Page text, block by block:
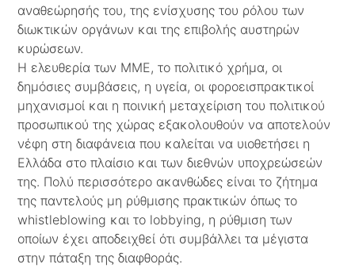
αναθεώρησής του, της ενίσχυσης του ρόλου των
διωκτικών οργάνων και της επιβολής αυστηρών
κυρώσεων.
Η ελευθερία των ΜΜΕ, το πολιτικό χρήμα, οι
δημόσιες συμβάσεις, η υγεία, οι φοροεισπρακτικοί
μηχανισμοί και η ποινική μεταχείριση του πολιτικού
προσωπικού της χώρας εξακολουθούν να αποτελούν
νέφη στη διαφάνεια που καλείται να υιοθετήσει η
Ελλάδα στο πλαίσιο και των διεθνών υποχρεώσεών
της. Πολύ περισσότερο ακανθώδες είναι το ζήτημα
της παντελούς μη ρύθμισης πρακτικών όπως το
whistleblowing και το lobbying, η ρύθμιση των
οποίων έχει αποδειχθεί ότι συμβάλλει τα μέγιστα
στην πάταξη της διαφθοράς.